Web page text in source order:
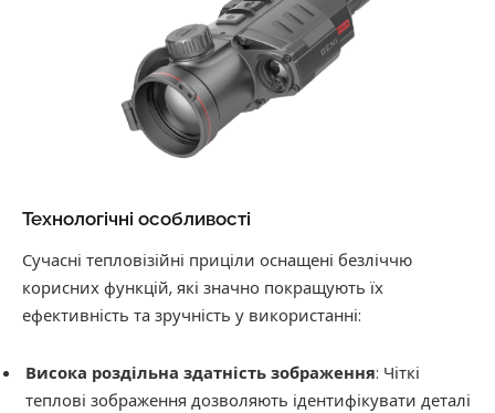
Технологічні особливості
Сучасні тепловізійні приціли оснащені безліччю
корисних функцій, які значно покращують їх
ефективність та зручність у використанні:
Висока роздільна здатність зображення: Чіткі
теплові зображення дозволяють ідентифікувати деталі